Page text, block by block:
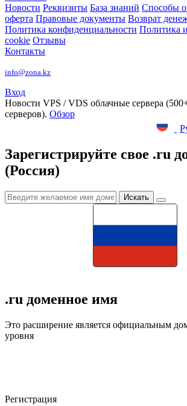
Новости Реквизиты База знаний Способы
оферта Правовые документы Возврат
Политика конфиденциальности Политика
cookie Отзывы
Контакты
info@zona.kz
Вход
Новости VPS / VDS облачные сервера
серверов). Обзор
Зарегистрируйте свое .ru
(Россия)
.ru доменное имя
Это расширение является официальным
уровня
Регистрация